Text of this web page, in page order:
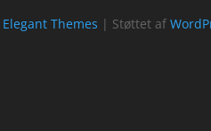
Elegant Themes | Støttet af